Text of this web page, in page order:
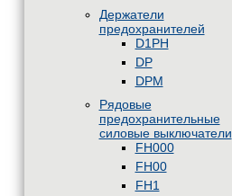
Держатели
предохранителей
D1PH
DP
DPM
Рядовые
предохранительные
силовые выключатели
FH000
FH00
FH1